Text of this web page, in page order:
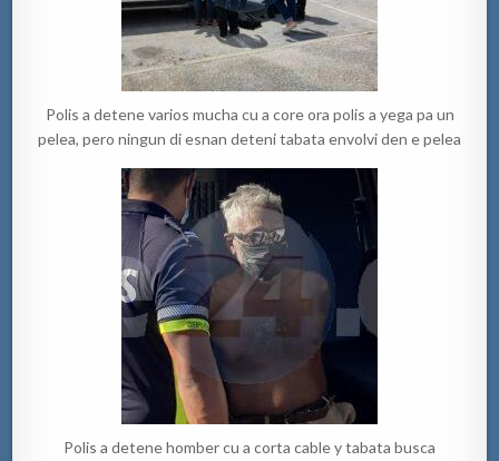
Polis a detene varios mucha cu a core ora polis a yega pa un
pelea, pero ningun di esnan deteni tabata envolvi den e pelea
Polis a detene homber cu a corta cable y tabata busca